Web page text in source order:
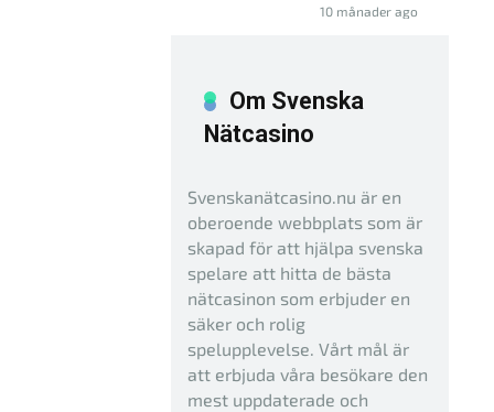
10 månader ago
Om Svenska
Nätcasino
Svenskanätcasino.nu är en
oberoende webbplats som är
skapad för att hjälpa svenska
spelare att hitta de bästa
nätcasinon som erbjuder en
säker och rolig
spelupplevelse. Vårt mål är
att erbjuda våra besökare den
mest uppdaterade och